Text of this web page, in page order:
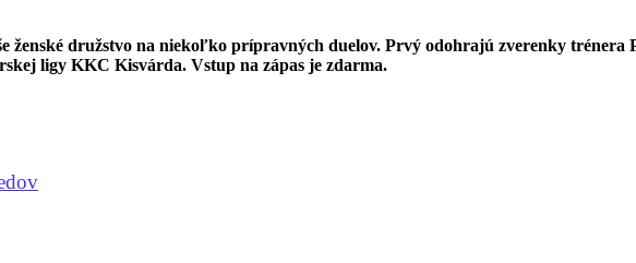
ženské družstvo na niekoľko prípravných duelov. Prvý odohrajú zverenky trénera
ligy KKC Kisvárda. Vstup na zápas je zdarma.